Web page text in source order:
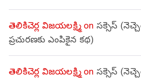
తెలికిచెర్ల విజయలక్ష్మిon సక్సెస్
ప్రచురణకు ఎంపికైన కథ)
తెలికిచెర్ల విజయలక్ష్మిon సక్సెస్